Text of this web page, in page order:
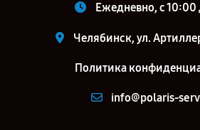
Ежедневно, с
Челябинск, ул.
Политика
info@polaris-